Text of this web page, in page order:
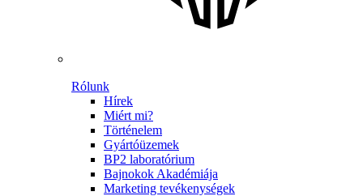
Rólunk
Hírek
Miért mi?
Történelem
Gyártóüzemek
BP2 laboratórium
Bajnokok Akadémiája
Marketing tevékenységek